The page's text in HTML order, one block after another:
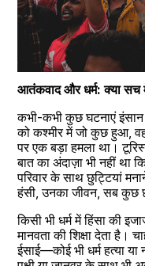
आतंकवाद और धर्म: क्या सच
कभी-कभी कुछ घटनाएं
को कश्मीर में जो कुछ हुआ,
पर एक बड़ा हमला था।
बात का अंदाज़ा भी नहीं था
परिवार के साथ छुट्टियां
हंसी, उनका जीवन, सब कुछ
किसी भी धर्म में हिंसा की
मानवता की शिक्षा देता है।
ईसाई—कोई भी धर्म हत्या